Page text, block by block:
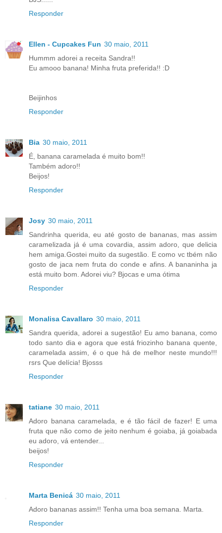
Responder
Ellen - Cupcakes Fun 30 maio, 2011
Hummm adorei a receita Sandra!!
Eu amooo banana! Minha fruta preferida!! :D
Beijinhos
Responder
Bia 30 maio, 2011
É, banana caramelada é muito bom!!
Também adoro!!
Beijos!
Responder
Josy 30 maio, 2011
Sandrinha querida, eu até gosto de bananas, mas assim
caramelizada já é uma covardia, assim adoro, que delicia
hem amiga.Gostei muito da sugestão. E como vc tbém não
gosto de jaca nem fruta do conde e afins. A bananinha ja
está muito bom. Adorei viu? Bjocas e uma ótima
Responder
Monalisa Cavallaro 30 maio, 2011
Sandra querida, adorei a sugestão! Eu amo banana, como
todo santo dia e agora que está friozinho banana quente,
caramelada assim, é o que há de melhor neste mundo!!!
rsrs Que delícia! Bjosss
Responder
tatiane 30 maio, 2011
Adoro banana caramelada, e é tão fácil de fazer! E uma
fruta que não como de jeito nenhum é goiaba, já goiabada
eu adoro, vá entender...
beijos!
Responder
Marta Benicá 30 maio, 2011
Adoro bananas assim!! Tenha uma boa semana. Marta.
Responder